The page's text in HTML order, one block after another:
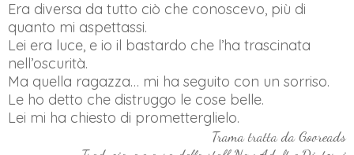
Era diversa da tutto ciò che conoscevo, più di
quanto mi aspettassi.
Lei era luce, e io il bastardo che l’ha trascinata
nell’oscurità.
Ma quella ragazza… mi ha seguito con un sorriso.
Le ho detto che distruggo le cose belle.
Lei mi ha chiesto di prometterglielo.
Trama tratta da Gooreads